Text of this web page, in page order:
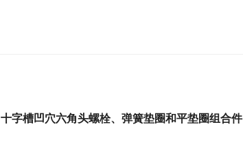
字槽凹穴六角头螺栓、弹簧垫圈和平垫圈组合件